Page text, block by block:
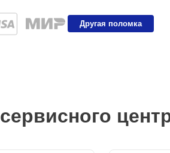
Другая поломка